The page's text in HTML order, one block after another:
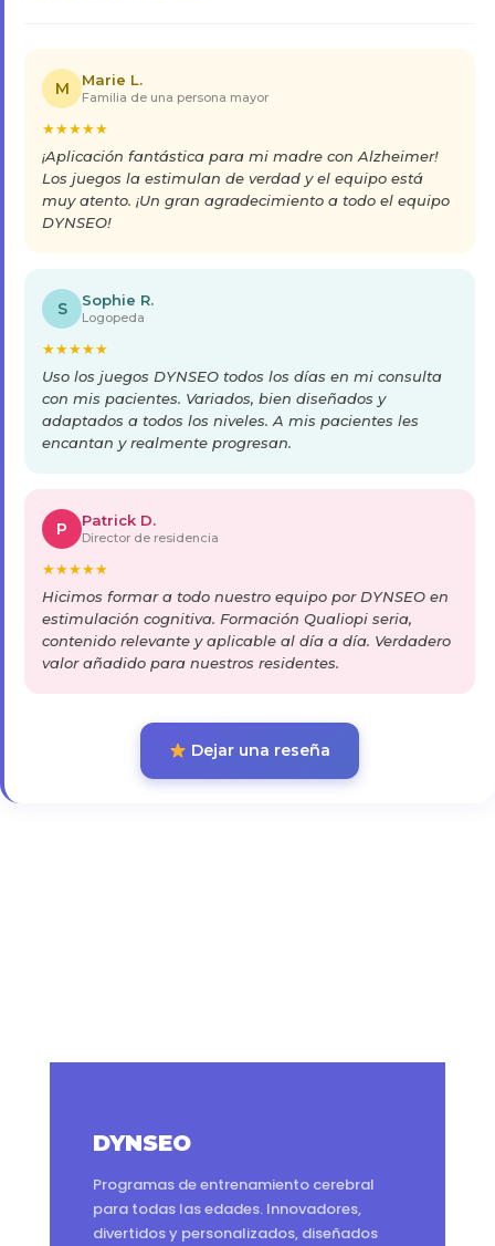
M Marie L.
Familia de una persona mayor
★★★★★
¡Aplicación fantástica para mi madre con Alzheimer!
Los juegos la estimulan de verdad y el equipo está
muy atento. ¡Un gran agradecimiento a todo el equipo
DYNSEO!
S Sophie R.
Logopeda
★★★★★
Uso los juegos DYNSEO todos los días en mi consulta
con mis pacientes. Variados, bien diseñados y
adaptados a todos los niveles. A mis pacientes les
encantan y realmente progresan.
P Patrick D.
Director de residencia
★★★★★
Hicimos formar a todo nuestro equipo por DYNSEO en
estimulación cognitiva. Formación Qualiopi seria,
contenido relevante y aplicable al día a día. Verdadero
valor añadido para nuestros residentes.
Dejar una reseña
DYNSEO
Programas de entrenamiento cerebral
para todas las edades. Innovadores,
divertidos y personalizados, diseñados